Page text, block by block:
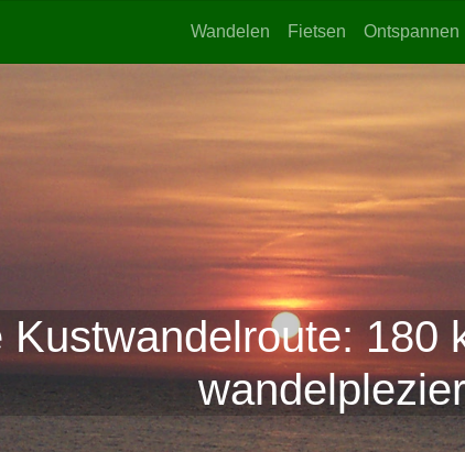
Wandelen Fietsen Ontspannen
Kustwandelroute: 180